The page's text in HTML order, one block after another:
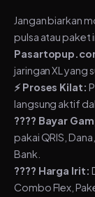
Jangan biarkan
pulsa atau paket
jaringan XL yang
⚡ Proses Kilat:
langsung aktif
???? Bayar
pakai QRIS,
Bank.
???? Harga Irit:
Combo Flex,